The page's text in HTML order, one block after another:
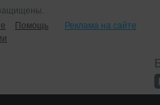
Помощь
Реклама на сайте